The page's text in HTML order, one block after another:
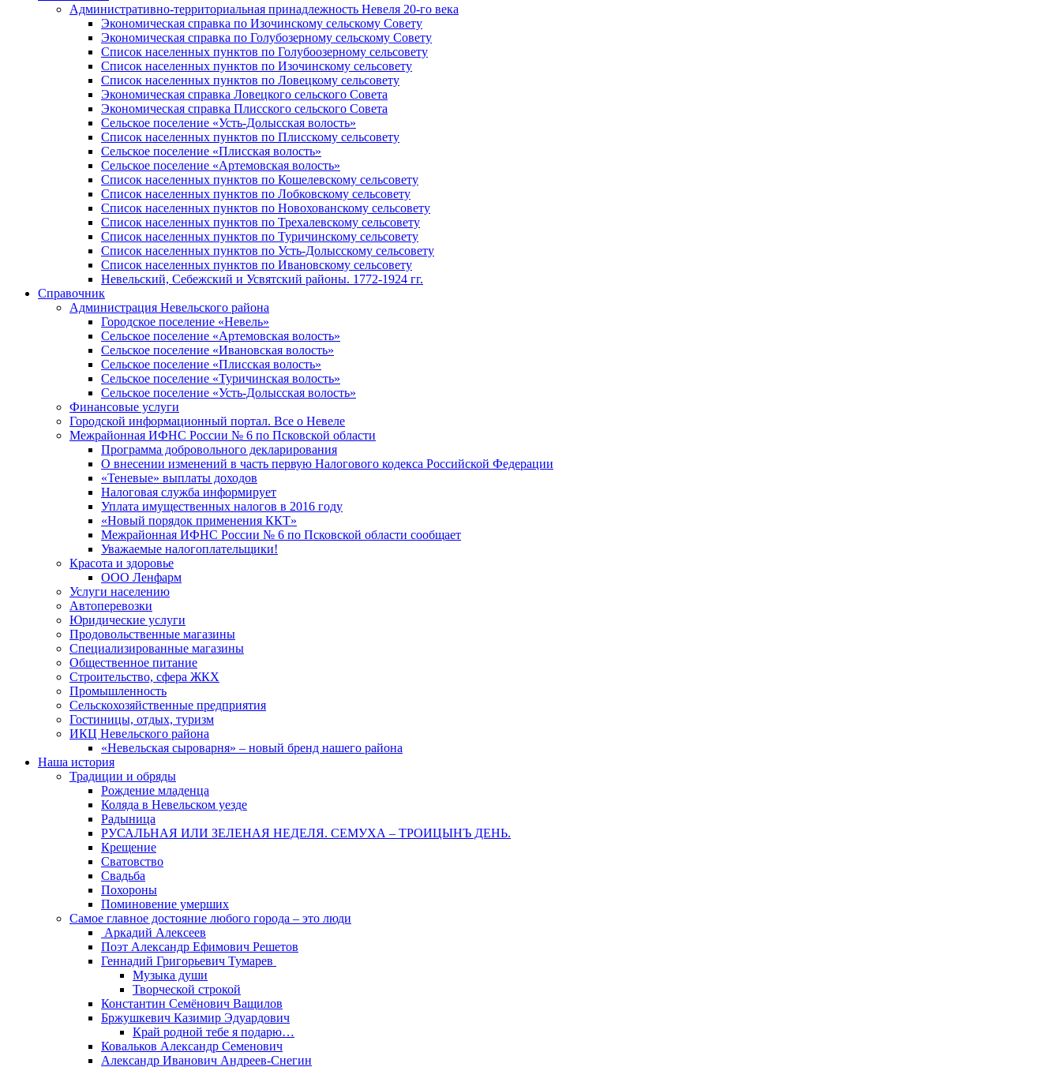
Административно-территориальная принадлежность Невеля 20-го века
Экономическая справка по Изочинскому сельскому Совету
Экономическая справка по Голубозерному сельскому Совету
Список населенных пунктов по Голубоозерному сельсовету
Список населенных пунктов по Изочинскому сельсовету
Список населенных пунктов по Ловецкому сельсовету
Экономическая справка Ловецкого сельского Совета
Экономическая справка Плисского сельского Совета
Сельское поселение «Усть-Долысская волость»
Список населенных пунктов по Плисскому сельсовету
Сельское поселение «Плисская волость»
Сельское поселение «Артемовская волость»
Список населенных пунктов по Кошелевскому сельсовету
Список населенных пунктов по Лобковскому сельсовету
Список населенных пунктов по Новохованскому сельсовету
Список населенных пунктов по Трехалевскому сельсовету
Список населенных пунктов по Туричинскому сельсовету
Список населенных пунктов по Усть-Долысскому сельсовету
Список населенных пунктов по Ивановскому сельсовету
Невельский, Себежский и Усвятский районы. 1772-1924 гг.
Справочник
Администрация Невельского района
Городское поселение «Невель»
Сельское поселение «Артемовская волость»
Сельское поселение «Ивановская волость»
Сельское поселение «Плисская волость»
Сельское поселение «Туричинская волость»
Сельское поселение «Усть-Долысская волость»
Финансовые услуги
Городской информационный портал. Все о Невеле
Межрайонная ИФНС России № 6 по Псковской области
Программа добровольного декларирования
О внесении изменений в часть первую Налогового кодекса Российской Федерации
«Теневые» выплаты доходов
Налоговая служба информирует
Уплата имущественных налогов в 2016 году
«Новый порядок применения ККТ»
Межрайонная ИФНС России № 6 по Псковской области сообщает
Уважаемые налогоплательщики!
Красота и здоровье
ООО Ленфарм
Услуги населению
Автоперевозки
Юридические услуги
Продовольственные магазины
Специализированные магазины
Общественное питание
Строительство, сфера ЖКХ
Промышленность
Сельскохозяйственные предприятия
Гостиницы, отдых, туризм
ИКЦ Невельского района
«Невельская сыроварня» – новый бренд нашего района
Наша история
Традиции и обряды
Рождение младенца
Коляда в Невельском уезде
Радыница
РУСАЛЬНАЯ ИЛИ ЗЕЛЕНАЯ НЕДЕЛЯ. СЕМУХА – ТРОИЦЫНЪ ДЕНЬ.
Крещение
Сватовство
Свадьба
Похороны
Поминовение умерших
Самое главное достояние любого города – это люди
Аркадий Алексеев
Поэт Александр Ефимович Решетов
Геннадий Григорьевич Тумарев
Музыка души
Творческой строкой
Константин Семёнович Ващилов
Бржушкевич Казимир Эдуардович
Край родной тебе я подарю…
Ковальков Александр Семенович
Александр Иванович Андреев-Снегин